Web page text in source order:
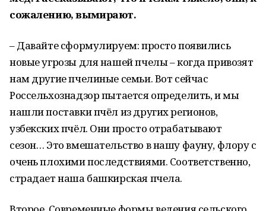
сожалению, вымирают.
– Давайте сформулируем: просто появились
новые угрозы для нашей пчелы – когда привозят
нам другие пчелиные семьи. Вот сейчас
Россельхознадзор пытается определить, и мы
нашли поставки пчёл из других регионов,
узбекских пчёл. Они просто отрабатывают
сезон… Это вмешательство в нашу фауну, флору с
очень плохими последствиями. Соответственно,
страдает наша башкирская пчела.